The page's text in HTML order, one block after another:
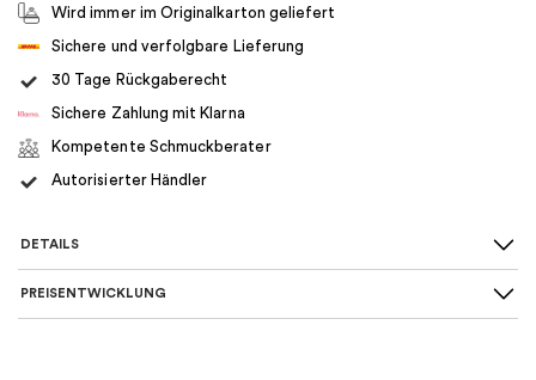
Wird immer im Originalkarton geliefert
Sichere und verfolgbare Lieferung
30 Tage Rückgaberecht
Sichere Zahlung mit Klarna
Kompetente Schmuckberater
Autorisierter Händler
DETAILS
Für wen:
PREISENTWICKLUNG